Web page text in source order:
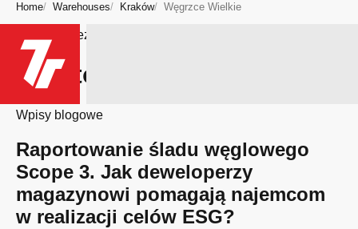
Home Warehouses Kraków Węgrzce Wielkie
Bądź na bieżąco
Miasto: Węgrzce Wielkie
Wpisy blogowe
Raportowanie śladu węglowego
Scope 3. Jak deweloperzy
magazynowi pomagają najemcom
w realizacji celów ESG?